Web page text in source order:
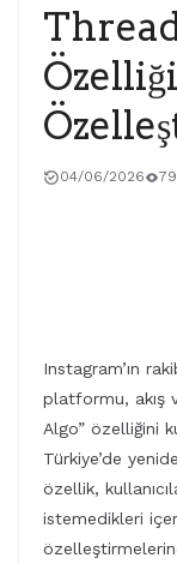
04/06/2026
Instagram’ın
platformu, akış
Algo” özelliğini
Türkiye’de
özellik,
istemedikleri